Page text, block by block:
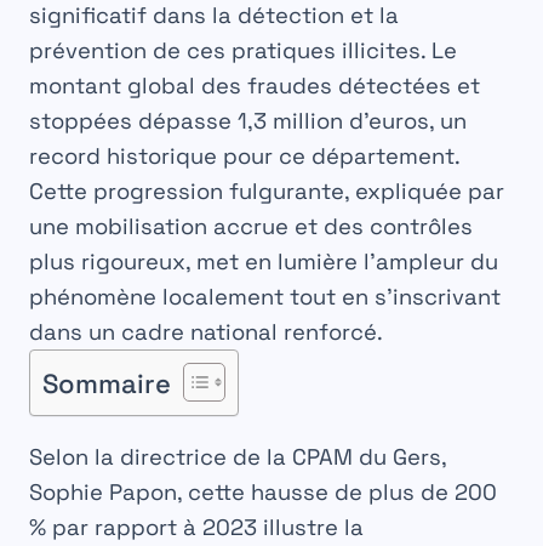
significatif dans la détection et la
prévention de ces pratiques illicites. Le
montant global des fraudes détectées et
stoppées dépasse 1,3 million d’euros, un
record historique pour ce département.
Cette progression fulgurante, expliquée par
une mobilisation accrue et des contrôles
plus rigoureux, met en lumière l’ampleur du
phénomène localement tout en s’inscrivant
dans un cadre national renforcé.
Sommaire
Selon la directrice de la CPAM du Gers,
Sophie Papon, cette hausse de plus de 200
% par rapport à 2023 illustre la